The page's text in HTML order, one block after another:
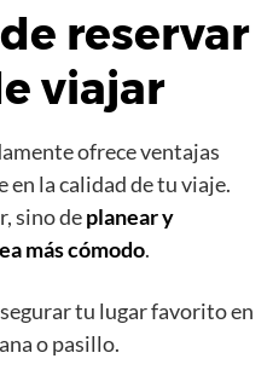
reservar
viajar
ofrece ventajas
la calidad de tu viaje.
sino deplanear y
más cómodo.
tu lugar favorito en
o pasillo.